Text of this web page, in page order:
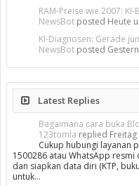
RAM-Preise wie 2007: KI-
NewsBot posted Heute
KI-Diagnosen: Gerade
NewsBot posted
Latest Replies
Bagaimana cara buka
123tomla replied
Cukup hubungi layanan
1500286 atau WhatsApp resmi
dan siapkan data diri (KTP,
untuk…